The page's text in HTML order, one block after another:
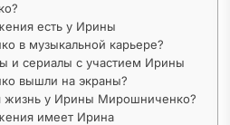
есть у Ирины
в музыкальной карьере?
и сериалы с участием Ирины
вышли на экраны?
жизнь у Ирины Мирошниченко?
имеет Ирина